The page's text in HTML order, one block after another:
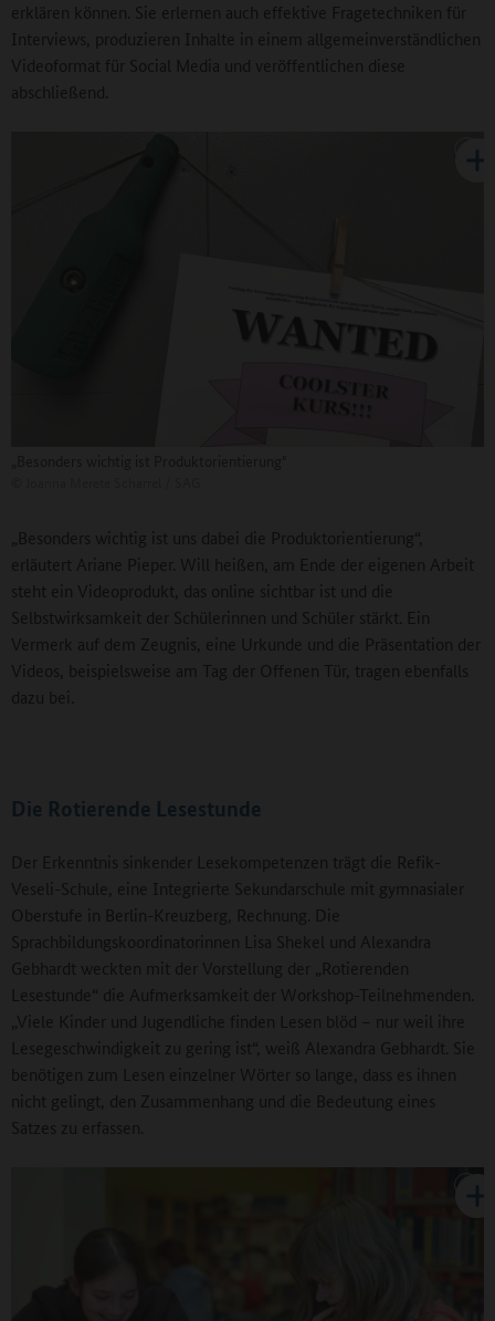
erklären können. Sie erlernen auch effektive Fragetechniken für
Interviews, produzieren Inhalte in einem allgemeinverständlichen
Videoformat für Social Media und veröffentlichen diese
abschließend.
„Besonders wichtig ist uns dabei die Produktorientierung“,
erläutert Ariane Pieper. Will heißen, am Ende der eigenen Arbeit
steht ein Videoprodukt, das online sichtbar ist und die
Selbstwirksamkeit der Schülerinnen und Schüler stärkt. Ein
Vermerk auf dem Zeugnis, eine Urkunde und die Präsentation der
Videos, beispielsweise am Tag der Offenen Tür, tragen ebenfalls
dazu bei.
Die Rotierende Lesestunde
Der Erkenntnis sinkender Lesekompetenzen trägt die Refik-
Veseli-Schule, eine Integrierte Sekundarschule mit gymnasialer
Oberstufe in Berlin-Kreuzberg, Rechnung. Die
Sprachbildungskoordinatorinnen Lisa Shekel und Alexandra
Gebhardt weckten mit der Vorstellung der „Rotierenden
Lesestunde“ die Aufmerksamkeit der Workshop-Teilnehmenden.
„Viele Kinder und Jugendliche finden Lesen blöd – nur weil ihre
Lesegeschwindigkeit zu gering ist“, weiß Alexandra Gebhardt. Sie
benötigen zum Lesen einzelner Wörter so lange, dass es ihnen
nicht gelingt, den Zusammenhang und die Bedeutung eines
Satzes zu erfassen.